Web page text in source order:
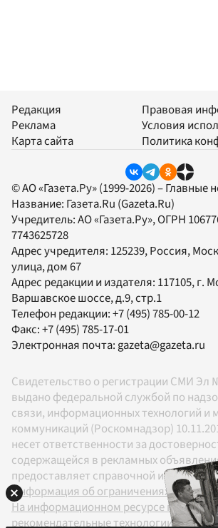
Редакция
Реклама
Карта сайта
Правовая
Условия
Политика
© АО «Газета.Ру» (1999-2026) – Главные
Название: Газета.Ru (Gazeta.Ru)
Учредитель:АО «Газета.Ру», ОГРН
7743625728
Адрес учредителя: 125239, Россия,
улица, дом 67
Адрес редакции и издателя: 117105, г.
Варшавское шоссе, д.9, стр.1
Телефон редакции:+7 (495) 785-00-12
Факс:+7 (495) 785-17-01
Электронная почта:gazeta@gazeta.ru
Свидетельство о регистрации СМИ Эл
выдано федеральной службой по
связи, информационных технологий и
коммуникаций (Роскомнадзор)
несет ответственности за
содержащейся в рекламных
предоставляет справочной
Информация об ограничениях
На информационном ресурсе
рекомендательные технологии в